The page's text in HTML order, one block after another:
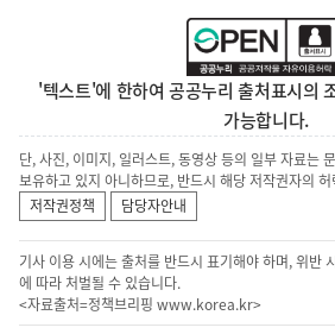
'텍스트'에 한하여 공공누리 출처표시의
가능합니다.
단, 사진, 이미지, 일러스트, 동영상 등의 일부 자료는
보유하고 있지 아니하므로, 반드시 해당 저작권자의
저작권정책
담당자안내
기사 이용 시에는 출처를 반드시 표기해야 하며, 위반
에 따라 처벌될 수 있습니다.
<자료출처=정책브리핑 www.korea.kr>